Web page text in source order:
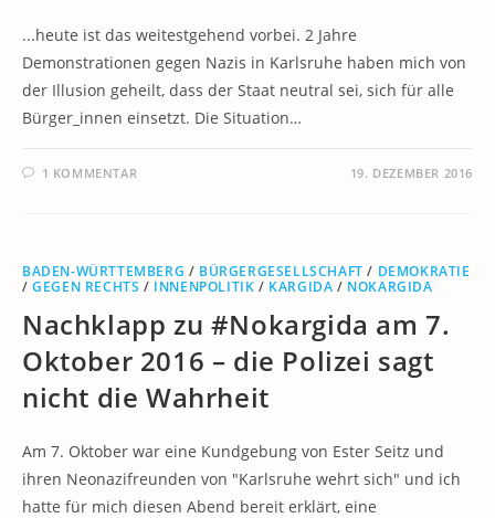
...heute ist das weitestgehend vorbei. 2 Jahre
Demonstrationen gegen Nazis in Karlsruhe haben mich von
der Illusion geheilt, dass der Staat neutral sei, sich für alle
Bürger_innen einsetzt. Die Situation…
1 KOMMENTAR 19. DEZEMBER 2016
BADEN-WÜRTTEMBERG / BÜRGERGESELLSCHAFT / DEMOKRATIE
/GEGEN RECHTS / INNENPOLITIK / KARGIDA / NOKARGIDA
Nachklapp zu #Nokargida am 7.
Oktober 2016 – die Polizei sagt
nicht die Wahrheit
Am 7. Oktober war eine Kundgebung von Ester Seitz und
ihren Neonazifreunden von "Karlsruhe wehrt sich" und ich
hatte für mich diesen Abend bereit erklärt, eine